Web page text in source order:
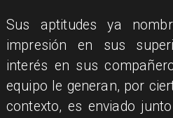
Sus aptitudes ya
impresión en sus
interés en sus
equipo le generan, por
contexto, es enviado